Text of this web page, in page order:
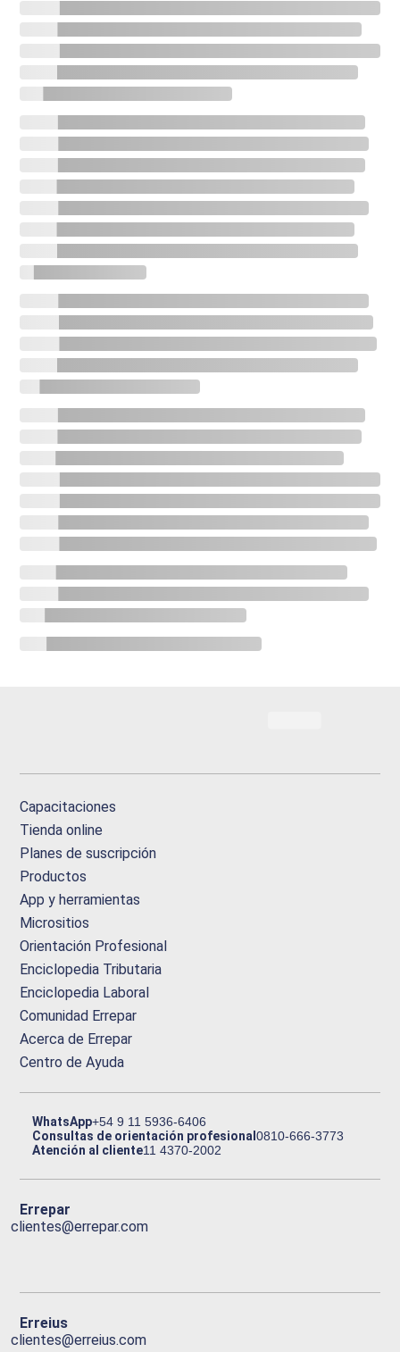
Capacitaciones
Tienda online
Planes de suscripción
Productos
App y herramientas
Micrositios
Orientación Profesional
Enciclopedia Tributaria
Enciclopedia Laboral
Comunidad Errepar
Acerca de Errepar
Centro de Ayuda
WhatsApp+54 9 11 5936-6406
Consultas de orientación profesional0810-666-3773
Atención al cliente11 4370-2002
Errepar
clientes@errepar.com
Erreius
clientes@erreius.com